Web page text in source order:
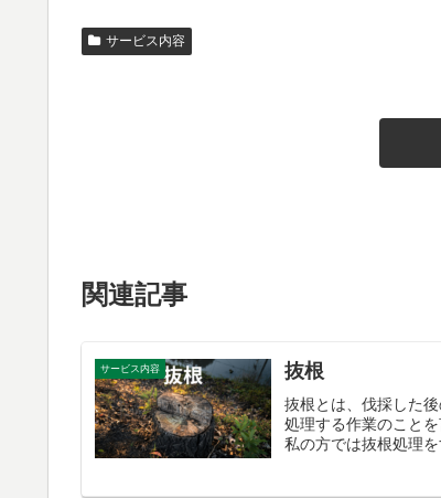
サービス内容
関連記事
サービス内容 抜根
抜根とは、伐採した
処理する作業のこと
私の方では抜根処理